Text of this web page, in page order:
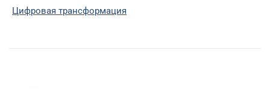
Цифровая трансформация